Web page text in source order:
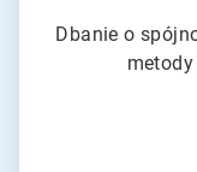
Dbanie o